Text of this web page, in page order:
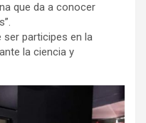
que da a conocer
ser participes en la
la ciencia y